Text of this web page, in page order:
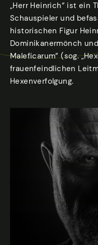
„Herr Heinrich” ist ein
Schauspieler und
historischen Figur
Dominikanermönch
Maleficarum” (sog.
frauenfeindlichen
Hexenverfolgung.